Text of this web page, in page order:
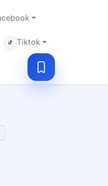
Tiktok